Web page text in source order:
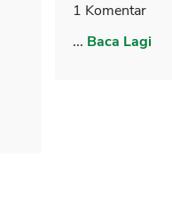
1 Komentar
... Baca Lagi